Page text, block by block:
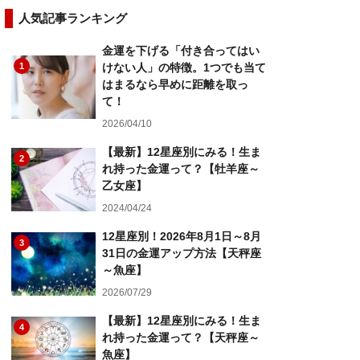
人気記事ランキング
1
金運を下げる「付き合ってはい
けない人」の特徴。1つでも当て
はまるなら早めに距離を取っ
て！
2026/04/10
2
【最新】12星座別にみる！生ま
れ持った金運って？【牡羊座～
乙女座】
2024/04/24
3
12星座別！2026年8月1日～8月
31日の金運アップ方法【天秤座
～魚座】
2026/07/29
4
【最新】12星座別にみる！生ま
れ持った金運って？【天秤座～
魚座】